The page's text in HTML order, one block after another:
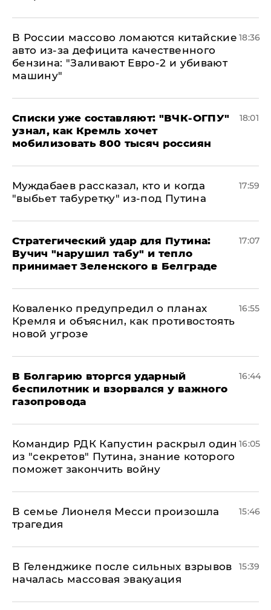
В России массово ломаются китайские
авто из-за дефицита качественного
бензина: "Заливают Евро-2 и убивают
машину"
18:36
Списки уже составляют: "ВЧК-ОГПУ"
узнал, как Кремль хочет
мобилизовать 800 тысяч россиян
18:01
Муждабаев рассказал, кто и когда
"выбьет табуретку" из-под Путина
17:59
Стратегический удар для Путина:
Вучич "нарушил табу" и тепло
принимает Зеленского в Белграде
17:07
Коваленко предупредил о планах
Кремля и объяснил, как противостоять
новой угрозе
16:55
В Болгарию вторгся ударный
беспилотник и взорвался у важного
газопровода
16:44
Командир РДК Капустин раскрыл один
из "секретов" Путина, знание которого
поможет закончить войну
16:05
В семье Лионеля Месси произошла
трагедия
15:46
В Геленджике после сильных взрывов
началась массовая эвакуация
15:39